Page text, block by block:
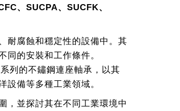
、SUCPA、SUCFK、
耐腐蝕和穩定性的設備中。其
同的安裝和工作條件。
列的不鏽鋼連座軸承，以其
設備等多種工業領域。
，並探討其在不同工業環境中